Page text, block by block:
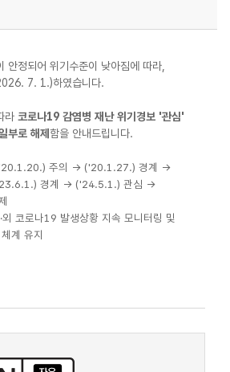
안정되어 위기수준이 낮아짐에 따라,
7. 1.)하였습니다.
라 코로나19 감염병 재난 위기경보 '관심'
부로 해제 함을 안내드립니다.
주의 → ('20.1.27.) 경계 →
경계 → ('24.5.1.) 관심 →
코로나19 발생상황 지속 모니터링 및
계 유지